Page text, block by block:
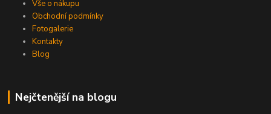
Vše o nákupu
Obchodní podmínky
Fotogalerie
Kontakty
Blog
Nejčtenější na blogu